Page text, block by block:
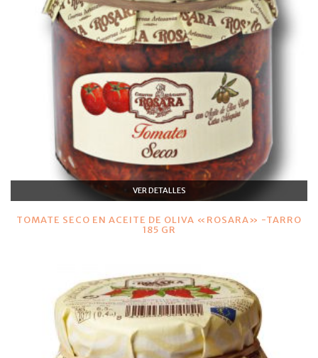
VER DETALLES
TOMATE SECO EN ACEITE DE OLIVA «ROSARA» -TARRO
185 GR